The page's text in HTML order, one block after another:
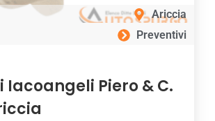
Ariccia
Preventivi
Iacoangeli Piero & C.